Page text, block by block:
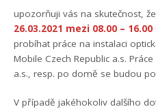
upozorňuji vás na skutečnost,
26.03.2021 mezi 08.00 – 16.00
probíhat práce na instalaci
Mobile Czech Republic a.s.
a.s., resp. po domě se budou
V případě jakéhokoliv dalšího